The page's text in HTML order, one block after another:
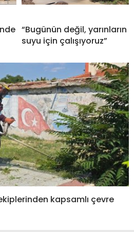
“Bugünün değil, yarınların
suyu için çalışıyoruz”
kapsamlı çevre